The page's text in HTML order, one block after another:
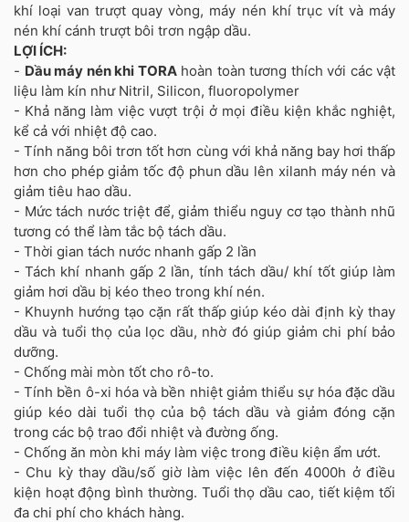
khí loại van trượt quay vòng, máy nén khí trục vít và máy
nén khí cánh trượt bôi trơn ngập dầu.
LỢI ÍCH:
- Dầu máy nén khi TORAhoàn toàn tương thích với các vật
liệu làm kín như Nitril, Silicon, fluoropolymer
- Khả năng làm việc vượt trội ở mọi điều kiện khắc nghiệt,
kể cả với nhiệt độ cao.
- Tính năng bôi trơn tốt hơn cùng với khả năng bay hơi thấp
hơn cho phép giảm tốc độ phun dầu lên xilanh máy nén và
giảm tiêu hao dầu.
- Mức tách nước triệt để, giảm thiểu nguy cơ tạo thành nhũ
tương có thể làm tắc bộ tách dầu.
- Thời gian tách nước nhanh gấp 2 lần
- Tách khí nhanh gấp 2 lần, tính tách dầu/ khí tốt giúp làm
giảm hơi dầu bị kéo theo trong khí nén.
- Khuynh hướng tạo cặn rất thấp giúp kéo dài định kỳ thay
dầu và tuổi thọ của lọc dầu, nhờ đó giúp giảm chi phí bảo
dưỡng.
- Chống mài mòn tốt cho rô-to.
- Tính bền ô-xi hóa và bền nhiệt giảm thiểu sự hóa đặc dầu
giúp kéo dài tuổi thọ của bộ tách dầu và giảm đóng cặn
trong các bộ trao đổi nhiệt và đường ống.
- Chống ăn mòn khi máy làm việc trong điều kiện ẩm ướt.
- Chu kỳ thay dầu/số giờ làm việc lên đến 4000h ở điều
kiện hoạt động bình thường. Tuổi thọ dầu cao, tiết kiệm tối
đa chi phí cho khách hàng.